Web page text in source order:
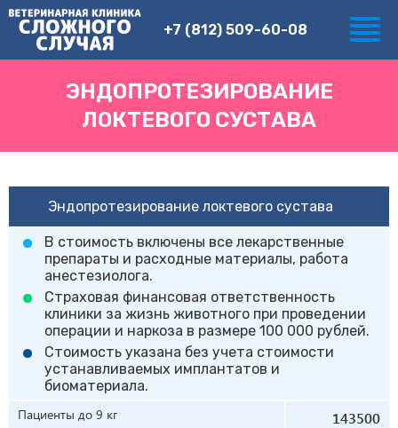
+7 (812) 509-60-08
ЭНДОПРОТЕЗИРОВАНИЕ
ЛОКТЕВОГО СУСТАВА
Эндопротезирование локтевого сустава
В стоимость включены все лекарственные
препараты и расходные материалы, работа
анестезиолога.
Страховая финансовая ответственность
клиники за жизнь животного при проведении
операции и наркоза в размере 100 000 рублей.
Стоимость указана без учета стоимости
устанавливаемых имплантатов и
биоматериала.
Пациенты до 9 кг
143500